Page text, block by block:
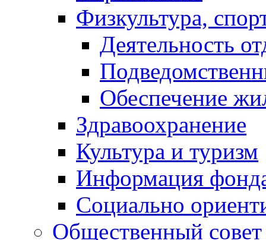
Физкультура,
Деятельность
Обеспечение
Здравоохранение
Культура и туризм
Информация
Социально
Общественный